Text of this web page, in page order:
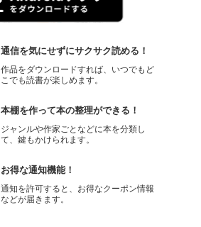
通信を気にせずにサクサク読める！
作品をダウンロードすれば、いつでもど
こでも読書が楽しめます。
本棚を作って本の整理ができる！
ジャンルや作家ごとなどに本を分類し
て、鍵もかけられます。
お得な通知機能！
通知を許可すると、お得なクーポン情報
などが届きます。